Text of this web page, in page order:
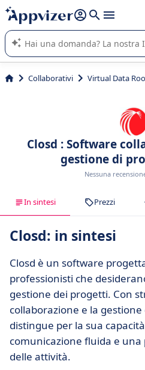
righe con
shift + enter
L'IA di Appvizer vi guida nell'utilizzo
software SaaS per la vostra azienda.
Collaborativi Virtual Data
Closd : Software
gestione di
Nessuna
In sintesi Prezzi
Closd: in sintesi
Closd è un software
professionisti che
gestione dei progetti. Con
collaborazione e la
distingue per la sua
comunicazione fluida e
delle attività.